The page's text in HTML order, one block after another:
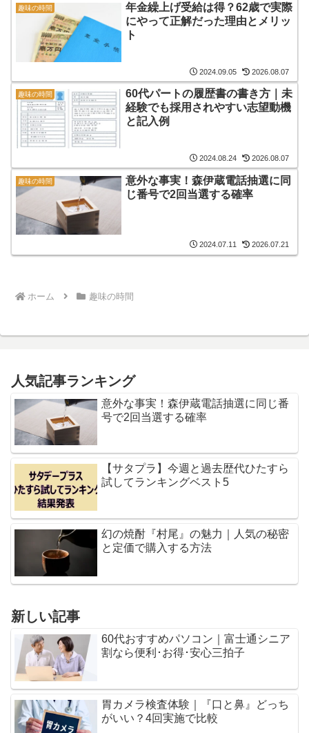
趣味の時間
年金繰上げ受給は得？62歳で実際
にやって正解だった理由とメリッ
ト
2024.09.05 2026.08.07
趣味の時間
60代パートの履歴書の書き方｜未
経験でも採用されやすい志望動機
と記入例
2024.08.24 2026.08.07
趣味の時間
意外な事実！森伊蔵電話抽選に同
じ番号で2回当選する確率
2024.07.11 2026.07.21
ホーム 趣味の時間
人気記事ランキング
意外な事実！森伊蔵電話抽選に同じ番
号で2回当選する確率
【サタプラ】今週と過去歴代ひたすら
試してランキングベスト5
幻の焼酎『村尾』の魅力｜人気の秘密
と定価で購入する方法
新しい記事
60代おすすめパソコン｜富士通シニア
割なら便利･お得･安心三拍子
胃カメラ検査体験｜『口と鼻』どっち
がいい？4回実施で比較